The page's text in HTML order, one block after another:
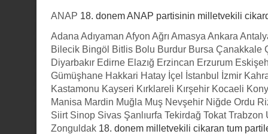
ANAP 18. donem ANAP partisinin milletvekili
Adana Adıyaman Afyon Ağrı Amasya Ankara
Bilecik Bingöl Bitlis Bolu Burdur Bursa Çanakkale
Diyarbakır Edirne Elazığ Erzincan Erzurum
Gümüşhane Hakkari Hatay İçel İstanbul İzmir
Kastamonu Kayseri Kırklareli Kırşehir Kocaeli
Manisa Mardin Muğla Muş Nevşehir Niğde Ordu
Siirt Sinop Sivas Şanlıurfa Tekirdağ Tokat Trabzon
Zonguldak 18. donem milletvekili cikaran tum